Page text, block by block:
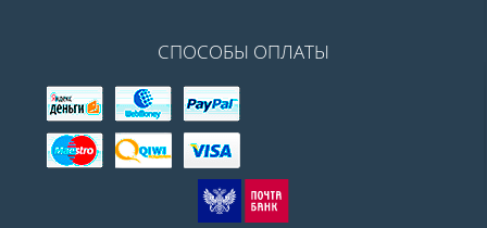
СПОСОБЫ ОПЛАТЫ